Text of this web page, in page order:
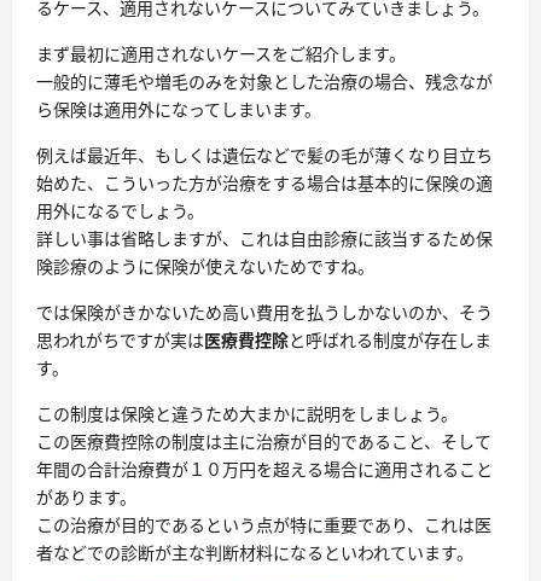
るケース、適用されないケースについてみていきましょう。
まず最初に適用されないケースをご紹介します。
一般的に薄毛や増毛のみを対象とした治療の場合、残念なが
ら保険は適用外になってしまいます。
例えば最近年、もしくは遺伝などで髪の毛が薄くなり目立ち
始めた、こういった方が治療をする場合は基本的に保険の適
用外になるでしょう。
詳しい事は省略しますが、これは自由診療に該当するため保
険診療のように保険が使えないためですね。
では保険がきかないため高い費用を払うしかないのか、そう
思われがちですが実は医療費控除と呼ばれる制度が存在しま
す。
この制度は保険と違うため大まかに説明をしましょう。
この医療費控除の制度は主に治療が目的であること、そして
年間の合計治療費が１０万円を超える場合に適用されること
があります。
この治療が目的であるという点が特に重要であり、これは医
者などでの診断が主な判断材料になる といわれています。